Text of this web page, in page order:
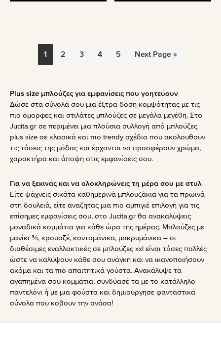
1 2 3 4 5 Next Page »
Plus size μπλούζες για εμφανίσεις που γοητεύουν
Δώσε στα σύνολά σου μια έξτρα δόση κομψότητας με τις
πιο όμορφες και στιλάτες μπλούζες σε μεγάλα μεγέθη. Στο
Jucita.gr σε περιμένει μια πλούσια συλλογή από μπλούζες
plus size σε κλασικά και πιο trendy σχέδια που ακολουθούν
τις τάσεις της μόδας και έρχονται να προσφέρουν χρώμα,
χαρακτήρα και άποψη στις εμφανίσεις σου.
Για να ξεκινάς και να ολοκληρώνεις τη μέρα σου με στυλ
Είτε ψάχνεις σικάτα καθημερινά μπλουζάκια για τα πρωινά
στη δουλειά, είτε αναζητάς μια πιο αμπιγιέ επιλογή για τις
επίσημες εμφανίσεις σου, στο Jucita.gr θα ανακαλύψεις
μοναδικά κομμάτια για κάθε ώρα της ημέρας. Μπλούζες με
μανίκι ¾, κρουαζέ, κοντομάνικα, μακρυμάνικα – οι
διαθέσιμες εναλλακτικές σε μπλούζες xxl είναι τόσες πολλές
ώστε να καλύψουν κάθε σου ανάγκη και να ικανοποιήσουν
ακόμα και τα πιο απαιτητικά γούστα. Ανακάλυψε τα
αγαπημένα σου κομμάτια, συνδύασέ τα με το κατάλληλο
παντελόνι ή με μια φούστα και δημιούργησε φανταστικά
σύνολα που κόβουν την ανάσα!